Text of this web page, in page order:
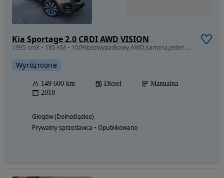
Kia Sportage 2.0 CRDI AWD VISION
1995 cm3 • 185 KM • 100%bezwypadkowy,AWD,kamera,jeden właściciel,bi-Xeenon,keyless,czujnik
Wyróżnione
149 600 km Diesel
Manualna
2018
Głogów (Dolnośląskie)
Prywatny sprzedawca • Opublikowano